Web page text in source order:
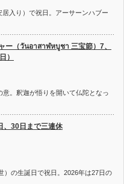
入り）で祝日。アーサーンハブー
ー（วันอาสาฬหบูชา 三宝節）7、
）
。釈迦が悟りを開いて仏陀となっ
、30日まで三連休
の生誕日で祝日。2026年は27日の